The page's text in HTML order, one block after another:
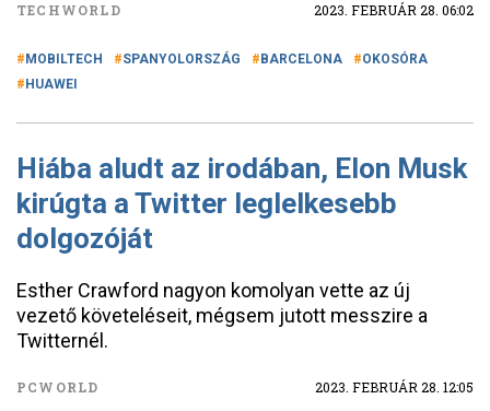
TECHWORLD 2023. FEBRUÁR 28. 06:02
MOBILTECH SPANYOLORSZÁG BARCELONA
OKOSÓRA
HUAWEI
Hiába aludt az irodában, Elon Musk
kirúgta a Twitter leglelkesebb
dolgozóját
Esther Crawford nagyon komolyan vette az új
vezető követeléseit, mégsem jutott messzire a
Twitternél.
PCWORLD 2023. FEBRUÁR 28. 12:05